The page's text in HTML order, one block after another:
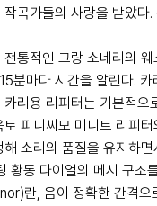
곡가들의 사랑을 받았
통적인 그랑 소네리의
분마다 시간을 알린다.
리용 리피터는 기본적
피니씨모 미니트 리피
소리의 품질을 유지하
동 다이얼의 메시 구조
란, 음이 정확한 간격